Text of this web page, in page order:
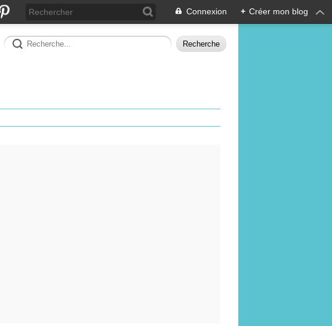
Connexion + Créer mon blog